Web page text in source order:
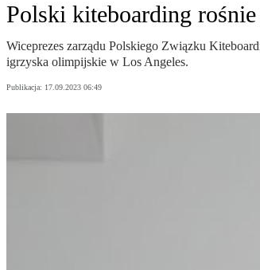
Polski kiteboarding
Wiceprezes zarządu Polskiego Związku
igrzyska olimpijskie w Los Angeles.
Publikacja: 17.09.2023 06:49